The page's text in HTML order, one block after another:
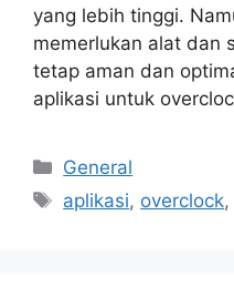
yang lebih tinggi.
memerlukan alat dan
tetap aman dan
aplikasi untuk
Categories
General
Tags
aplikasi, overclock,